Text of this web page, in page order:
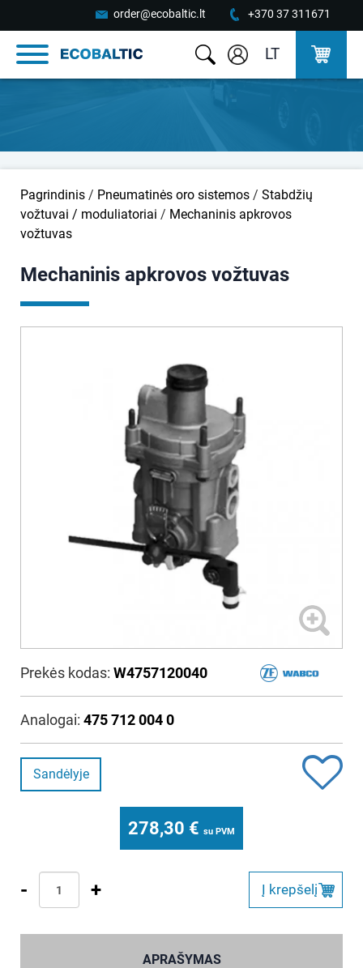
order@ecobaltic.lt +370 37 311671
LT
Pagrindinis / Pneumatinės oro sistemos / Stabdžių
vožtuvai / moduliatoriai / Mechaninis apkrovos
vožtuvas
Mechaninis apkrovos vožtuvas
Prekės kodas: W4757120040
Analogai: 475 712 004 0
Sandėlyje
278,30 € su PVM
- + Į krepšelį
APRAŠYMAS